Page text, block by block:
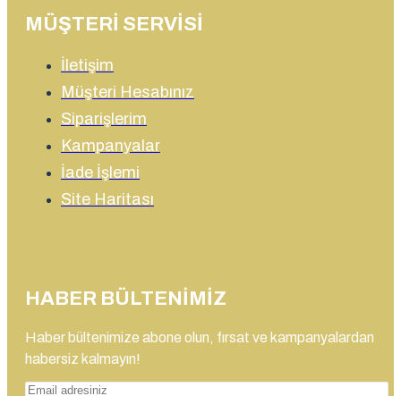
MÜŞTERI SERVISI
İletişim
Müşteri Hesabınız
Siparişlerim
Kampanyalar
İade İşlemi
Site Haritası
HABER BÜLTENIMIZ
Haber bültenimize abone olun, fırsat ve kampanyalardan
habersiz kalmayın!